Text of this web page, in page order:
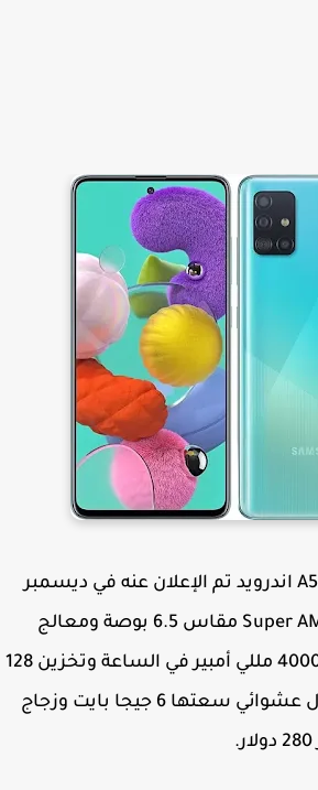
سامسونج غلاجسي A51 اندرويد تم الإعلان عنه في ديسمبر
2019 ، الشاشة Super AMOLED مقاس 6.5 بوصة ومعالج
Exynos 9611 وبطارية 4000 مللي أمبير في الساعة وتخزين 128
جيجابايت وذاكرة وصول عشوائي سعتها 6 جيجا بايت وزجاج